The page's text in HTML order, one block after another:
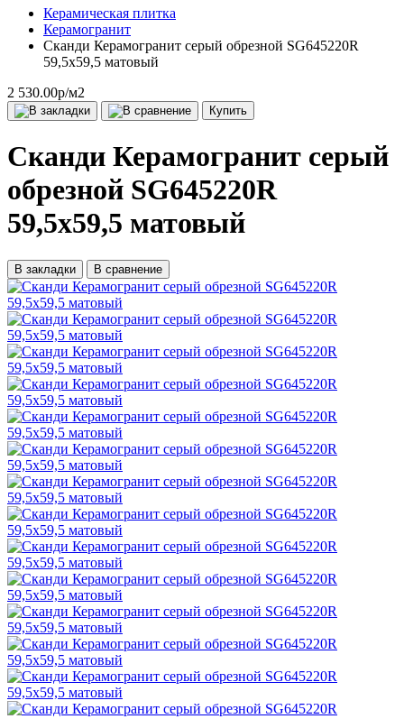
Керамическая плитка
Керамогранит
Сканди Керамогранит серый обрезной SG645220R
59,5х59,5 матовый
2 530.00р/м2
Купить
Сканди Керамогранит серый
обрезной SG645220R
59,5х59,5 матовый
В закладки В сравнение